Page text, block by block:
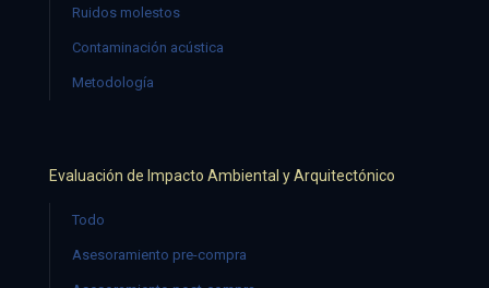
Ruidos molestos
Contaminación acústica
Metodología
Evaluación de Impacto Ambiental y Arquitectónico
Todo
Asesoramiento pre-compra